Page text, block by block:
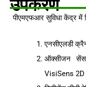
उपकरण
पीएमएफआर सुविधा केंद्र में
एनसीएलडी
ऑक्सीजन
VisiSens